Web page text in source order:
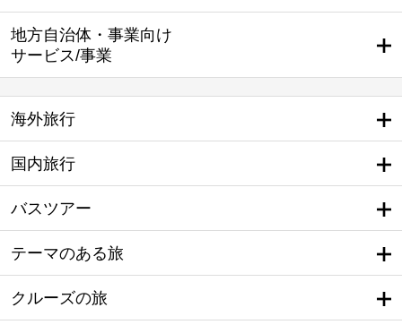
地方自治体・事業向け
サービス/事業
海外旅行
国内旅行
バスツアー
テーマのある旅
クルーズの旅